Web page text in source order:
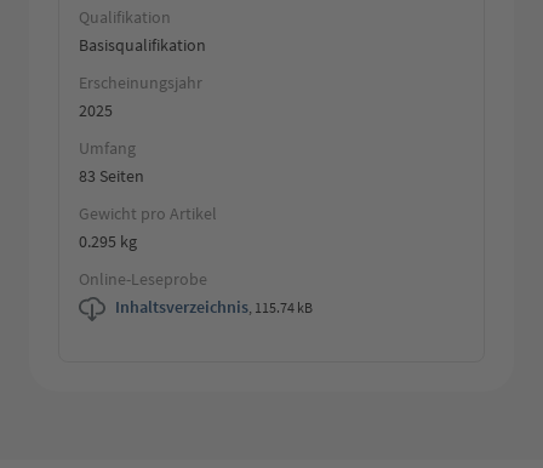
Qualifikation
Basisqualifikation
Erscheinungsjahr
2025
Umfang
83 Seiten
Gewicht pro Artikel
0.295 kg
Online-Leseprobe
Inhaltsverzeichnis, 115.74 kB